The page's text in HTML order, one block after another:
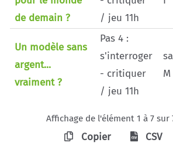
de demain ?
/ jeu 11h
Un modèle sans
argent...
vraiment ?
Pas 4 :
s'interroger
- critiquer
/ jeu 11h
M
Affichage de l'élément 1 à 7 sur
Copier CSV